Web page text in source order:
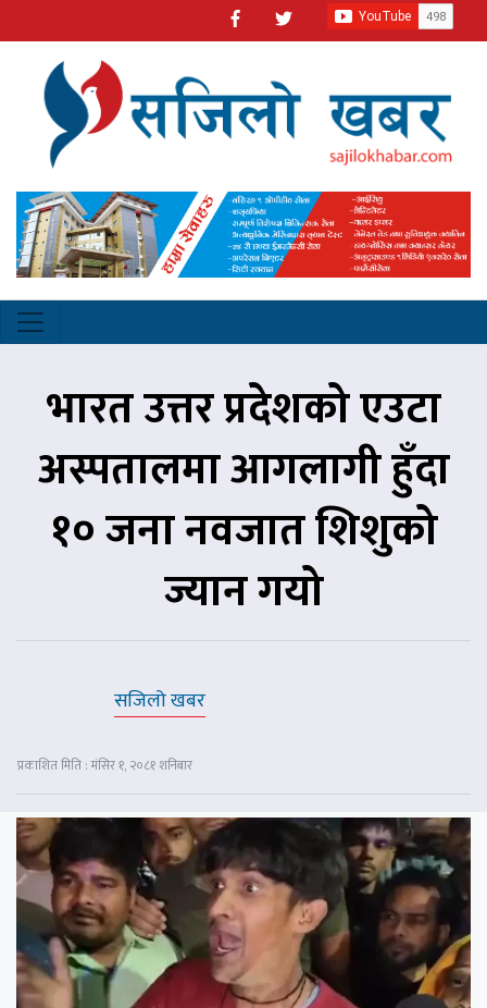
भारत उत्तर प्रदेशको एउटा
अस्पतालमा आगलागी हुँदा
१० जना नवजात शिशुको
ज्यान गयो
सजिलो खबर
प्रकाशित मिति : मंसिर १, २०८१ शनिबार